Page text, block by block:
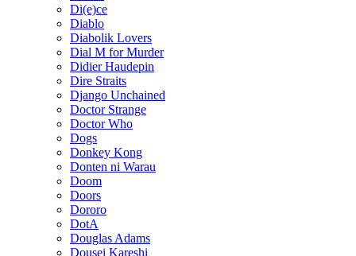
Di(e)ce
Diablo
Diabolik Lovers
Dial M for Murder
Didier Haudepin
Dire Straits
Django Unchained
Doctor Strange
Doctor Who
Dogs
Donkey Kong
Donten ni Warau
Doom
Doors
Dororo
DotA
Douglas Adams
Dousei Kareshi